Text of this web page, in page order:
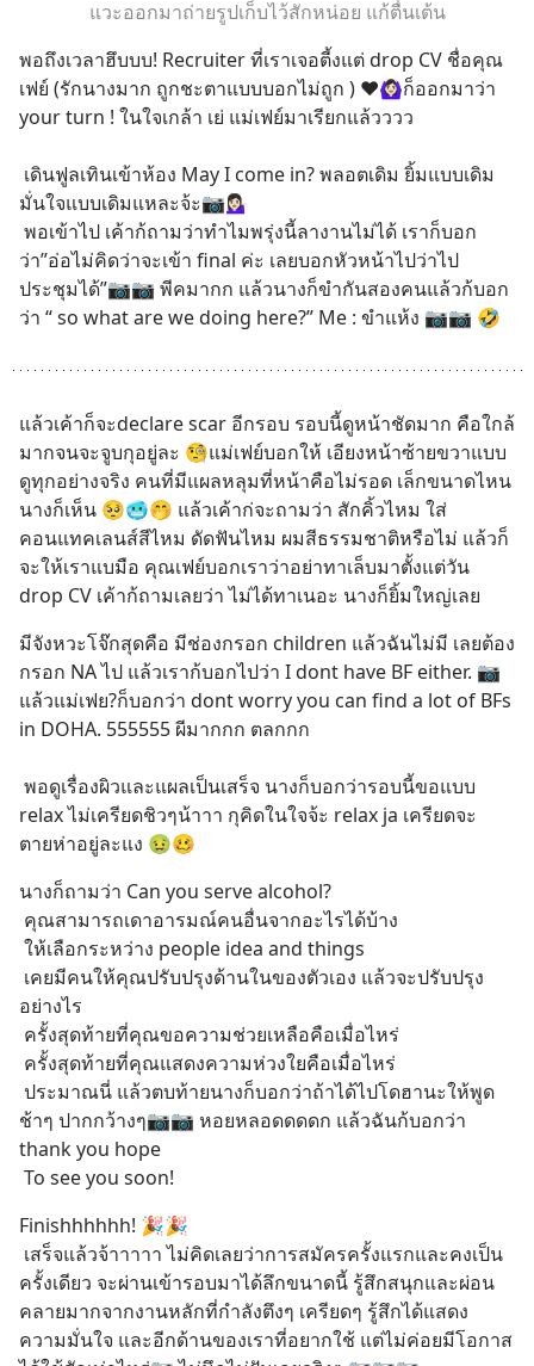
แวะออกมาถ่ายรูปเก็บไว้สักหน่อย แก้ตื่นเต้น
พอถึงเวลาฮึบบบ! Recruiter ที่เราเจอตี้งแต่ drop CV ชื่อคุณ
เฟย์ (รักนางมาก ถูกชะตาแบบบอกไม่ถูก ) ❤️🙆🏻‍♀️ก็ออกมาว่า
your turn ! ในใจเกล้า เย่ แม่เฟย์มาเรียกแล้วววว
มั่นใจแบบเดิมแหละจ้ะ📷💁🏻‍♀️
ว่า”อ่อไม่คิดว่าจะเข้า final ค่ะ เลยบอกหัวหน้าไปว่าไป
ประชุมได้”📷📷 พีคมากก แล้วนางก็ขำกันสองคนแล้วก้บอก
ว่า “ so what are we doing here?” Me : ขำแห้ง 📷📷 🤣
แล้วเค้าก็จะdeclare scar อีกรอบ รอบนี้ดูหน้าชัดมาก คือใกล้
มากจนจะจูบกุอยู่ละ 🧐แม่เฟย์บอกให้ เอียงหน้าซ้ายขวาแบบ
ดูทุกอย่างจริง คนที่มีแผลหลุมที่หน้าคือไม่รอด เล็กขนาดไหน
นางก็เห็น 🥺🥶🤭 แล้วเค้าก่จะถามว่า สักคิ้วไหม ใส่
คอนแทคเลนส์สีไหม ดัดฟันไหม ผมสีธรรมชาติหรือไม่ แล้วก็
จะให้เราแบมือ คุณเฟย์บอกเราว่าอย่าทาเล็บมาตั้งแต่วัน
drop CV เค้าก้ถามเลยว่า ไม่ได้ทาเนอะ นางก็ยิ้มใหญ่เลย
มีจังหวะโจ๊กสุดคือ มีช่องกรอก children แล้วฉันไม่มี เลยต้อง
กรอก NA ไป แล้วเราก้บอกไปว่า I dont have BF either. 📷
แล้วแม่เฟย?ก็บอกว่า dont worry you can find a lot of BFs
in DOHA. 555555 ผีมากกก ตลกกก
relax ไม่เครียดชิวๆน้าาา กุคิดในใจจ้ะ relax ja เครียดจะ
ตายห่าอยู่ละแง 🤢🥴
นางก็ถามว่า Can you serve alcohol?
คุณสามารถเดาอารมณ์คนอื่นจากอะไรได้บ้าง
ให้เลือกระหว่าง people idea and things
อย่างไร
ครั้งสุดท้ายที่คุณขอความช่วยเหลือคือเมื่อไหร่
ครั้งสุดท้ายที่คุณแสดงความห่วงใยคือเมื่อไหร่
ช้าๆ ปากกว้างๆ📷📷 หอยหลอดดดดก แล้วฉันก้บอกว่า
thank you hope
To see you soon!
Finishhhhhh! 🎉🎉
ครั้งเดียว จะผ่านเข้ารอบมาได้ลึกขนาดนี้ รู้สึกสนุกและผ่อน
คลายมากจากงานหลักที่กำลังตึงๆ เครียดๆ รู้สึกได้แสดง
ความมั่นใจ และอีกด้านของเราที่อยากใช้ แต่ไม่ค่อยมีโอกาส